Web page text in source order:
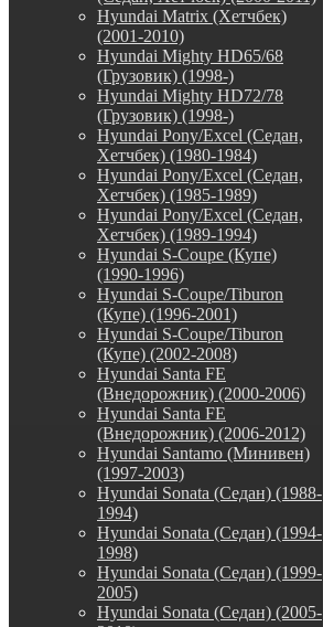
Hyundai Matrix (Хетчбек)
(2001-2010)
Hyundai Mighty HD65/68
(Грузовик) (1998-)
Hyundai Mighty HD72/78
(Грузовик) (1998-)
Hyundai Pony/Excel (Седан,
Хетчбек) (1980-1984)
Hyundai Pony/Excel (Седан,
Хетчбек) (1985-1989)
Hyundai Pony/Excel (Седан,
Хетчбек) (1989-1994)
Hyundai S-Coupe (Купе)
(1990-1996)
Hyundai S-Coupe/Tiburon
(Купе) (1996-2001)
Hyundai S-Coupe/Tiburon
(Купе) (2002-2008)
Hyundai Santa FE
(Внедорожник) (2000-2006)
Hyundai Santa FE
(Внедорожник) (2006-2012)
Hyundai Santamo (Минивен)
(1997-2003)
Hyundai Sonata (Седан) (1988-
1994)
Hyundai Sonata (Седан) (1994-
1998)
Hyundai Sonata (Седан) (1999-
2005)
Hyundai Sonata (Седан) (2005-